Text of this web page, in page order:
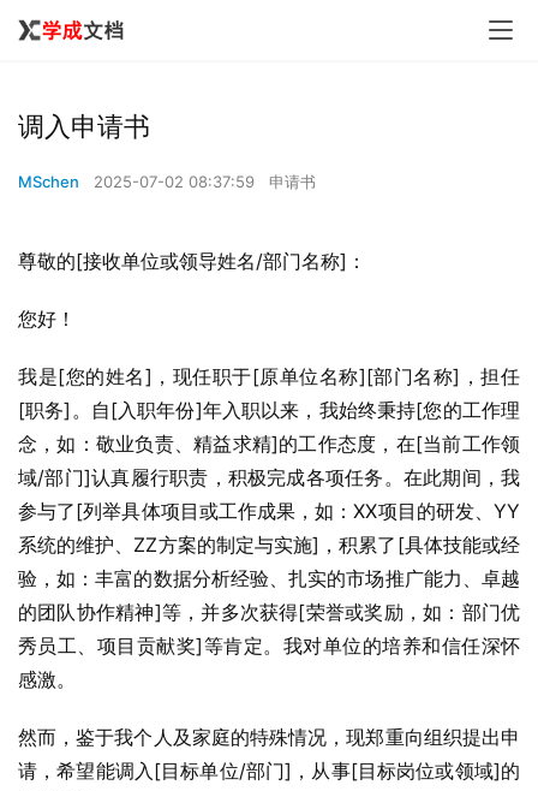
调入申请书
MSchen 2025-07-02 08:37:59 申请书
尊敬的[接收单位或领导姓名/部门名称]：
您好！
我是[您的姓名]，现任职于[原单位名称][部门名称]，担任
[职务]。自[入职年份]年入职以来，我始终秉持[您的工作理
念，如：敬业负责、精益求精]的工作态度，在[当前工作领
域/部门]认真履行职责，积极完成各项任务。在此期间，我
参与了[列举具体项目或工作成果，如：XX项目的研发、YY
系统的维护、ZZ方案的制定与实施]，积累了[具体技能或经
验，如：丰富的数据分析经验、扎实的市场推广能力、卓越
的团队协作精神]等，并多次获得[荣誉或奖励，如：部门优
秀员工、项目贡献奖]等肯定。我对单位的培养和信任深怀
感激。
然而，鉴于我个人及家庭的特殊情况，现郑重向组织提出申
请，希望能调入[目标单位/部门]，从事[目标岗位或领域]的